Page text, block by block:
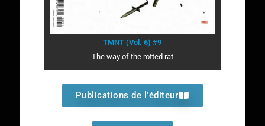
TMNT (Vol. 6) #9
The way of the rotted rat
Publications de l'éditeur